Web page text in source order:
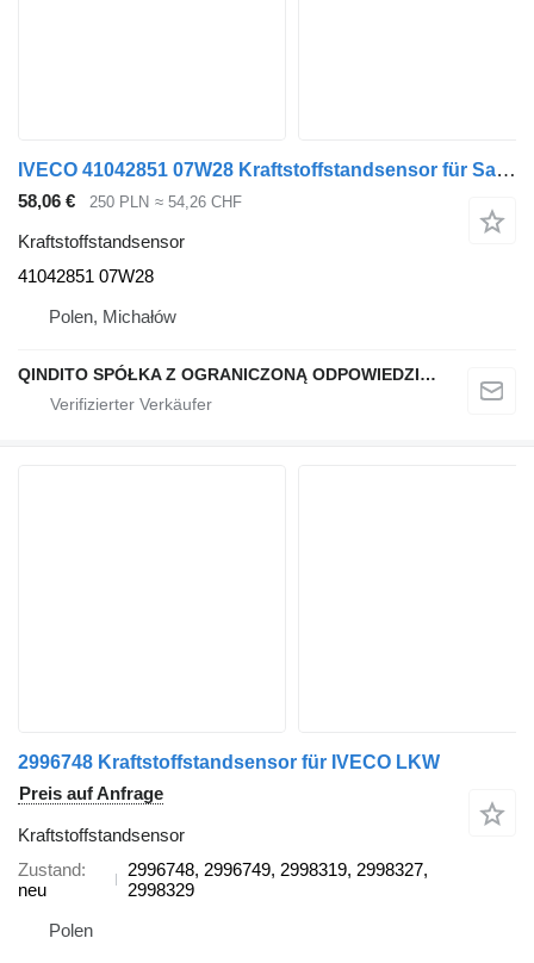
IVECO 41042851 07W28 Kraftstoffstandsensor für Sattelzugmaschine
58,06 € 250 PLN ≈ 54,26 CHF
Kraftstoffstandsensor
41042851 07W28
Polen, Michałów
QINDITO SPÓŁKA Z OGRANICZONĄ ODPOWIEDZIALNOŚCIĄ
2996748 Kraftstoffstandsensor für IVECO LKW
Preis auf Anfrage
Kraftstoffstandsensor
Zustand
neu
2996748, 2996749, 2998319, 2998327,
2998329
Polen